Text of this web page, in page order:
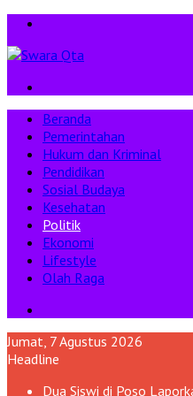
Beranda
Pemerintahan
Hukum dan Kriminal
Pendidikan
Sosial Budaya
Kesehatan
Politik
Ekonomi
Lifestyle
Olah Raga
Jumat, 7 Agustus 2026
Headline
Dua Siswi di Poso